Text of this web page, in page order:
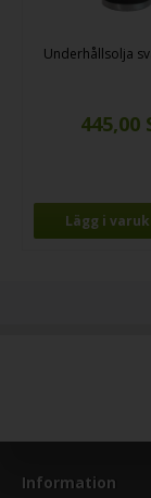
Underhållsolja
Information